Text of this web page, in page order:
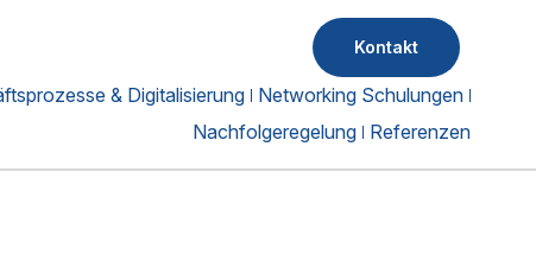
Kontakt
& Digitalisierung
Networking Schulungen
Nachfolgeregelung
Referenzen